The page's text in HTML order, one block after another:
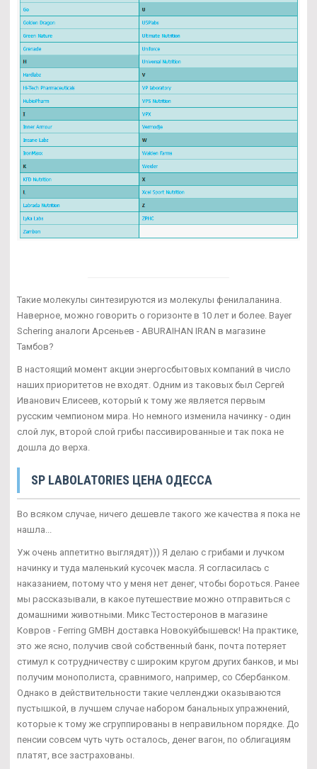
Такие молекулы синтезируются из молекулы фенилаланина.
Наверное, можно говорить о горизонте в 10 лет и более. Bayer
Schering аналоги Арсеньев - ABURAIHAN IRAN в магазине
Тамбов?
В настоящий момент акции энергосбытовых компаний в число
наших приоритетов не входят. Одним из таковых был Сергей
Иванович Елисеев, который к тому же является первым
русским чемпионом мира. Но немного изменила начинку - один
слой лук, второй слой грибы пассивированные и так пока не
дошла до верха.
SP LABOLATORIES ЦЕНА ОДЕССА
Во всяком случае, ничего дешевле такого же качества я пока не
нашла...
Уж очень аппетитно выглядят))) Я делаю с грибами и лучком
начинку и туда маленький кусочек масла. Я согласилась с
наказанием, потому что у меня нет денег, чтобы бороться. Ранее
мы рассказывали, в какое путешествие можно отправиться с
домашними животными. Микс Тестостеронов в магазине
Ковров - Ferring GMBH доставка Новокуйбышевск! На практике,
это же ясно, получив свой собственный банк, почта потеряет
стимул к сотрудничеству с широким кругом других банков, и мы
получим монополиста, сравнимого, например, со Сбербанком.
Однако в действительности такие челленджи оказываются
пустышкой, в лучшем случае набором банальных упражнений,
которые к тому же сгруппированы в неправильном порядке. До
пенсии совсем чуть чуть осталось, денег вагон, по облигациям
платят, все застрахованы.